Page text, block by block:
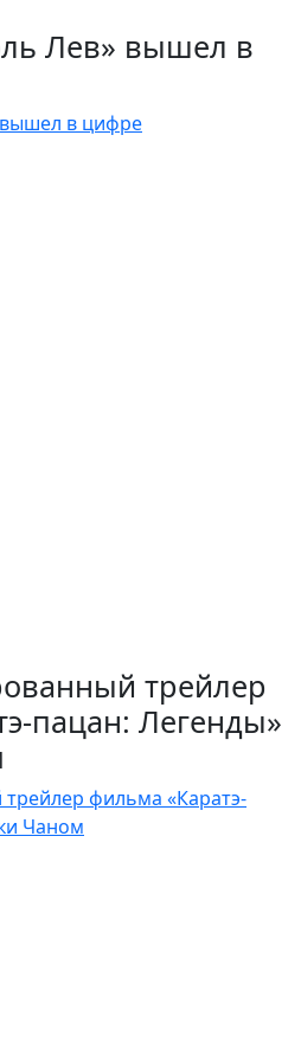
Лев» вышел в
в цифре
трейлер
пацан: Легенды»
фильма «Каратэ-
Чаном